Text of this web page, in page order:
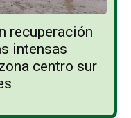
recuperación
intensas
centro sur